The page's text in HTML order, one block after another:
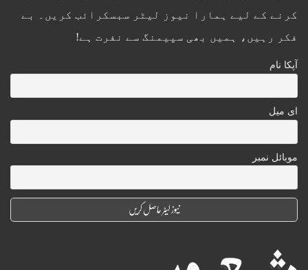
کرنے کے لیے ہمارا نیوز لیٹر سبسکرائب کریں۔ بے
فکر رہیں، ہمیں بھی سپیمنگ سے نفرت ہے!
آپکا نام
ای میل
موبائل نمبر